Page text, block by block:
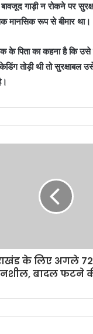
गाड़ी न रोकने पर
मानसिक रूप से बीमार था।
के पिता का कहना है कि उसे
तोड़ी थी तो सुरक्षाबल
के लिए अगले
बादल फटने